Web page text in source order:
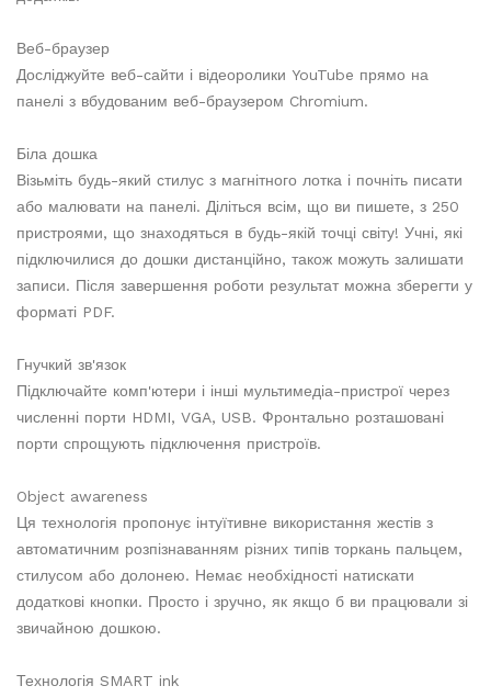
Веб-браузер
Досліджуйте веб-сайти і відеоролики YouTube прямо на
панелі з вбудованим веб-браузером Chromium.
Біла дошка
Візьміть будь-який стилус з магнітного лотка і почніть писати
або малювати на панелі. Діліться всім, що ви пишете, з 250
пристроями, що знаходяться в будь-якій точці світу! Учні, які
підключилися до дошки дистанційно, також можуть залишати
записи. Після завершення роботи результат можна зберегти у
форматі PDF.
Гнучкий зв'язок
Підключайте комп'ютери і інші мультимедіа-пристрої через
численні порти HDMI, VGA, USB. Фронтально розташовані
порти спрощують підключення пристроїв.
Object awareness
Ця технологія пропонує інтуїтивне використання жестів з
автоматичним розпізнаванням різних типів торкань пальцем,
стилусом або долонею. Немає необхідності натискати
додаткові кнопки. Просто і зручно, як якщо б ви працювали зі
звичайною дошкою.
Технологія SMART ink